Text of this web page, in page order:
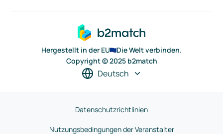
Hergestellt in der EU
Die Welt verbinden.
Copyright © 2025 b2match
Deutsch
Datenschutzrichtlinien
Nutzungsbedingungen der Veranstalter